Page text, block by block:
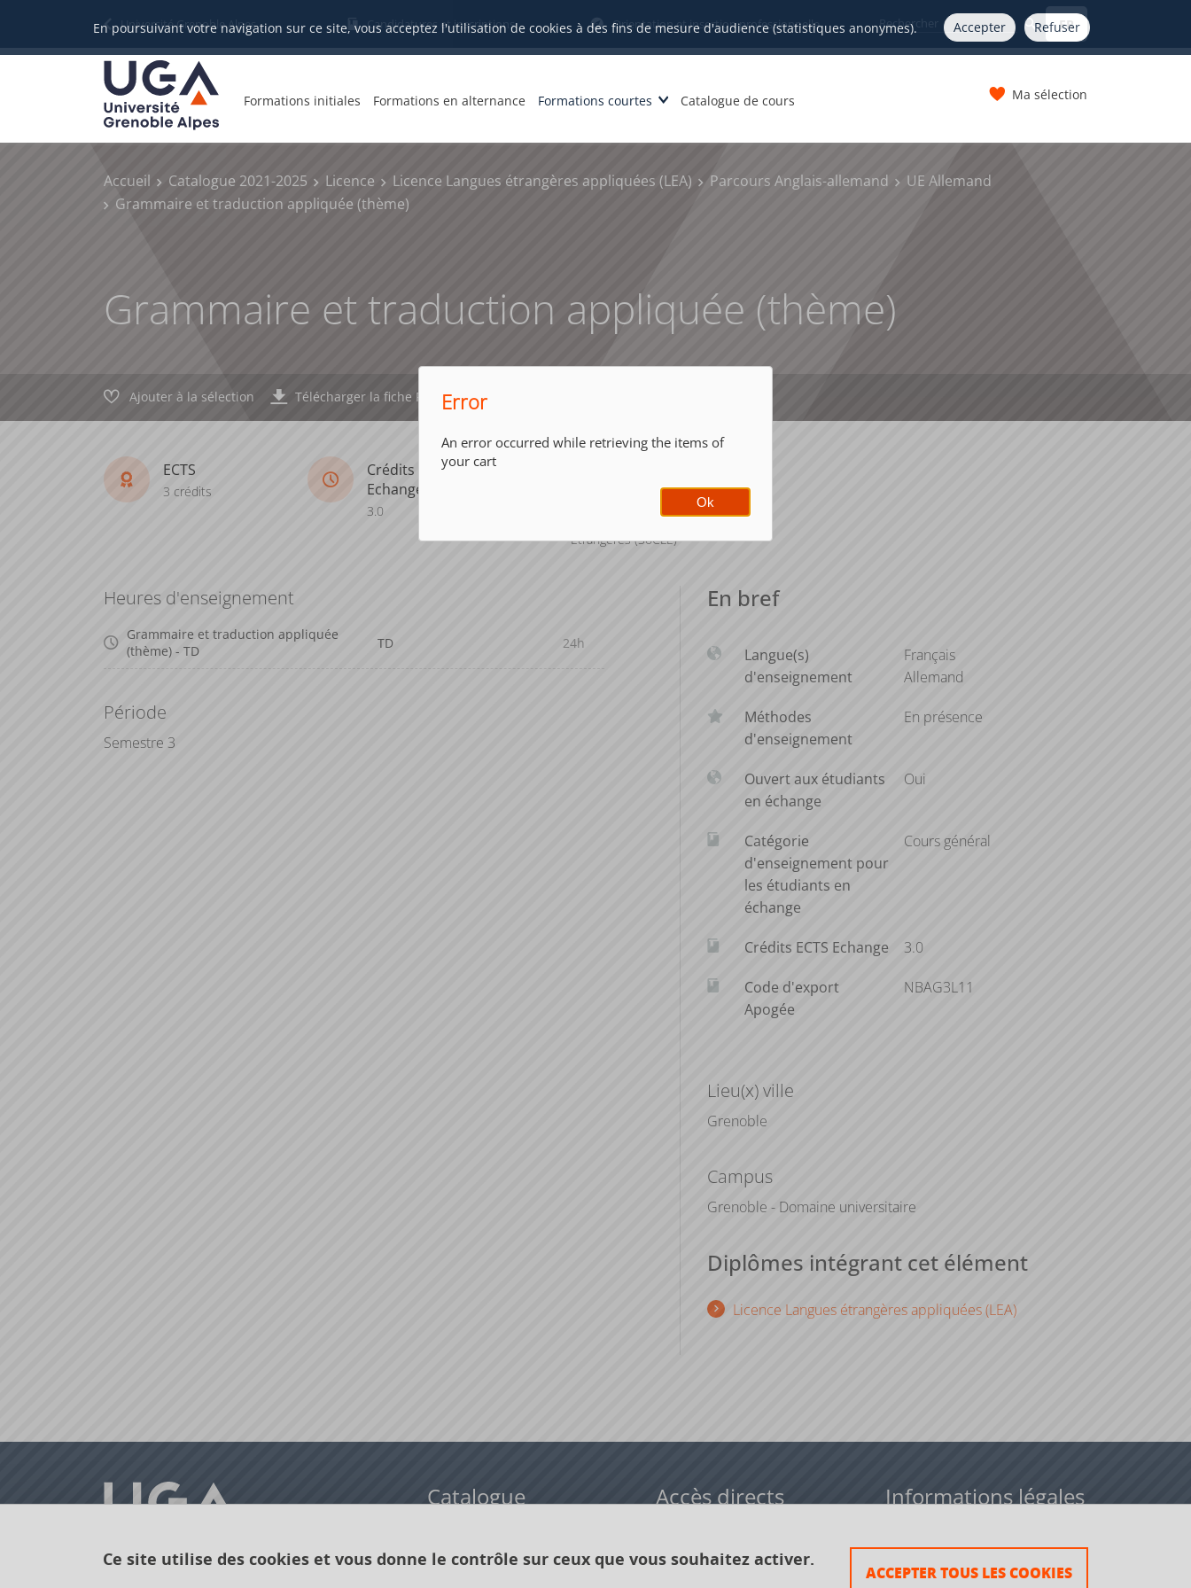
Ce site utilise des cookies et vous donne le contrôle sur ceux que vous souhaitez activer.
ACCEPTER TOUS LES COOKIES
En poursuivant votre navigation sur ce site, vous acceptez l'utilisation de cookies à des fins de mesure d'audience (statistiques anonymes). Accepter Refuser
Université Grenoble Alpes Candidatures et inscriptions Orientation et insertion professionnelle FR
Formations initiales Formations en alternance Formations courtes Catalogue de cours Ma sélection
Accueil Catalogue 2021-2025 Licence Licence Langues étrangères appliquées (LEA) Parcours Anglais-allemand
UE Allemand
Grammaire et traduction appliquée (thème)
Grammaire et traduction appliquée (thème)
Ajouter à la sélection Télécharger la fiche PDF
ECTS
3 crédits
Crédits ECTS
Echange
3.0
Étrangères (SoCLE)
Heures d'enseignement
Grammaire et traduction appliquée
(thème) - TD
TD 24h
Période
Semestre 3
En bref
Langue(s)
d'enseignement
Français
Allemand
Méthodes
d'enseignement
En présence
Ouvert aux étudiants
en échange
Oui
Catégorie
d'enseignement pour
les étudiants en
échange
Cours général
Crédits ECTS Echange 3.0
Code d'export
Apogée
NBAG3L11
Lieu(x) ville
Grenoble
Campus
Grenoble - Domaine universitaire
Diplômes intégrant cet élément
Licence Langues étrangères appliquées (LEA)
Catalogue Accès directs Informations légales
Plan du site
Error
An error occurred while retrieving the items of
your cart
Ok